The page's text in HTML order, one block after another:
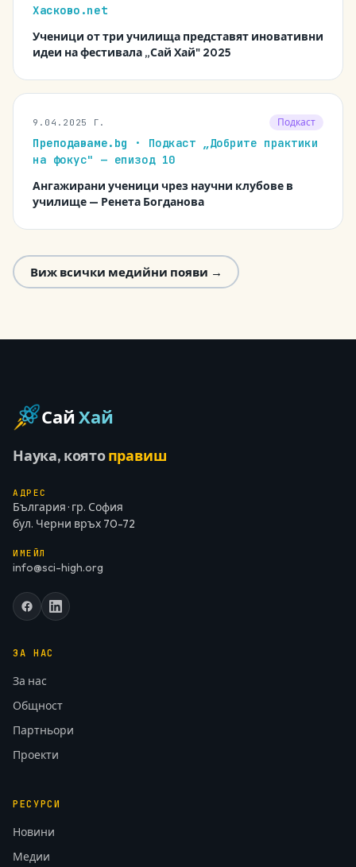
Хасково.net
Ученици от три училища представят иновативни
идеи на фестивала „Сай Хай" 2025
9.04.2025 Г. Подкаст
Преподаваме.bg
· Подкаст „Добрите практики
на фокус" — епизод 10
Ангажирани ученици чрез научни клубове в
училище — Ренета Богданова
Виж всички медийни появи →
СайХай
Наука, коятоправиш
АДРЕС
България · гр. София
бул. Черни връх 70-72
ИМЕЙЛ
info@sci-high.org
ЗА НАС
За нас
Общност
Партньори
Проекти
РЕСУРСИ
Новини
Медии